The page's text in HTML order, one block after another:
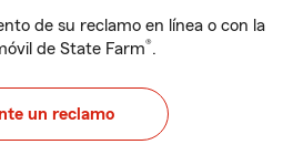
de su reclamo en línea o con la
de State Farm®.
un reclamo